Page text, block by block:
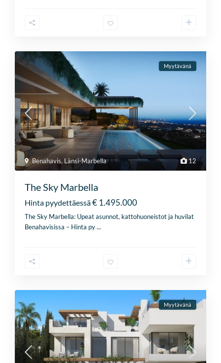
12
Benahavis, Länsi-Marbella
Myytävänä
The Sky Marbella
Hinta pyydettäessä€ 1.495.000
The Sky Marbella: Upeat asunnot, kattohuoneistot ja huvilat
Benahavisissa – Hinta py...
Myytävänä